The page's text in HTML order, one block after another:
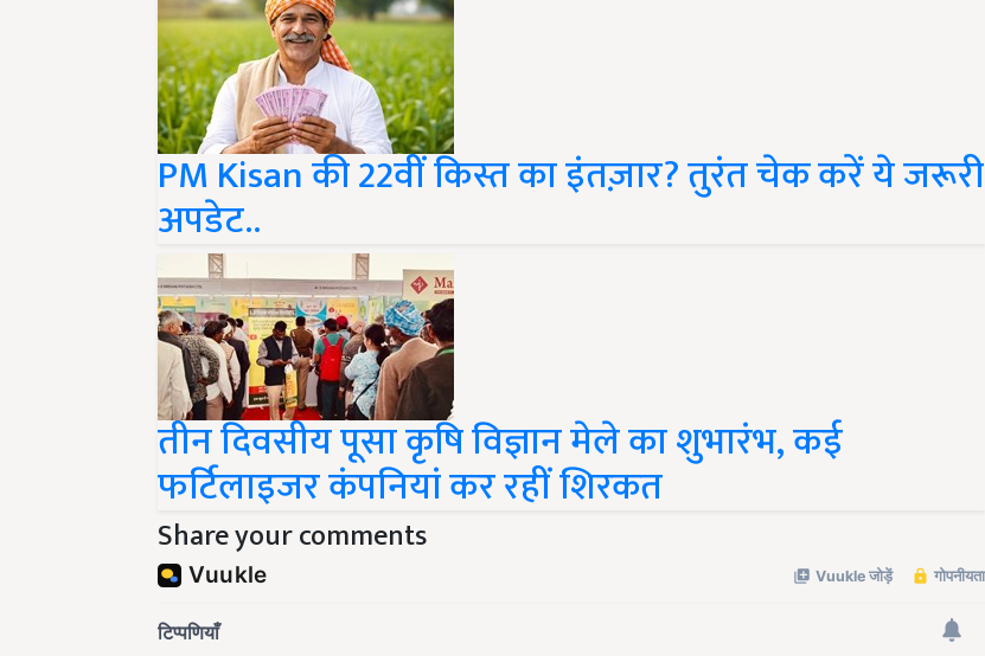
PM Kisan की 22वीं किस्त का इंतज़ार? तुरंत चेक करें ये जरूरी
अपडेट..
तीन दिवसीय पूसा कृषि विज्ञान मेले का शुभारंभ, कई
फर्टिलाइजर कंपनियां कर रहीं शिरकत
Share your comments